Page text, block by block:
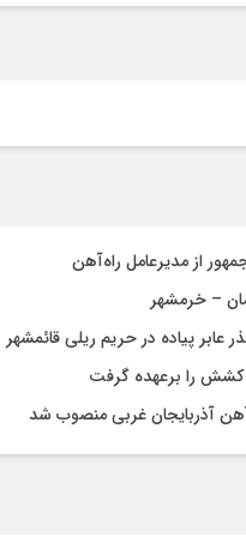
از مدیرعامل راه‌آهن
– خرمشهر
عابر پیاده در حریم ریلی قائمشهر
را برعهده گرفت
آذربایجان غربی منصوب شد